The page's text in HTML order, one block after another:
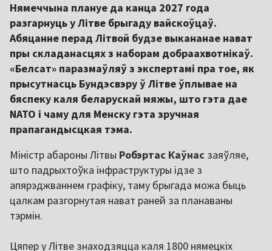
Нямеччына плануе да канца 2027 года
разгарнуць у Літве брыгаду вайскоўцаў.
Абяцанне перад Літвой будзе выкананае нават
пры складанасцях з наборам добраахвотнікаў.
«Белсат» паразмаўляў з экспертамі пра тое, як
прысутнасць Бундэсвэру ў Літве ўплывае на
бяспеку каля беларускай мяжы, што гэта дае
NATO і чаму для Менску гэта зручная
прапагандысцкая тэма.
Міністр абароны Літвы Робэртас Каўнас заяўляе,
што падрыхтоўка інфраструктуры ідзе з
апярэджваннем графіку, таму брыгада можа быць
цалкам разгорнутая нават раней за планаваны
тэрмін.
Цяпер у Літве знаходзяцца каля 1800 нямецкіх